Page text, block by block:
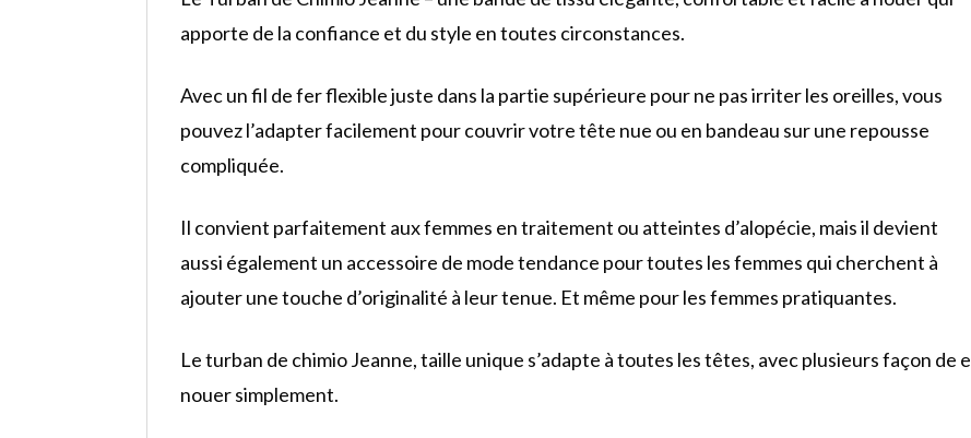
apporte de la confiance et du style en toutes circonstances.
Avec un fil de fer flexible juste dans la partie supérieure pour ne pas irriter les oreilles, vous
pouvez l’adapter facilement pour couvrir votre tête nue ou en bandeau sur une repousse
compliquée.
Il convient parfaitement aux femmes en traitement ou atteintes d’alopécie, mais il devient
aussi également un accessoire de mode tendance pour toutes les femmes qui cherchent à
ajouter une touche d’originalité à leur tenue. Et même pour les femmes pratiquantes.
Le turban de chimio Jeanne, taille unique s’adapte à toutes les têtes, avec plusieurs façon de e
nouer simplement.